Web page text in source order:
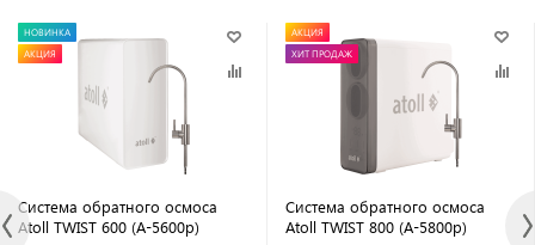
НОВИНКА
АКЦИЯ
Система обратного осмоса
Atoll TWIST 600 (A-5600p)
АКЦИЯ
ХИТ ПРОДАЖ
Система обратного осмоса
Atoll TWIST 800 (A-5800p)